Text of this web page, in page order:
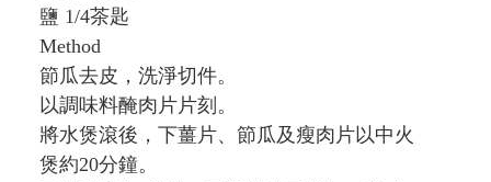
鹽 1/4茶匙
Method
節瓜去皮，洗淨切件。
以調味料醃肉片片刻。
將水煲滾後，下薑片、節瓜及瘦肉片以中火
煲約20分鐘。